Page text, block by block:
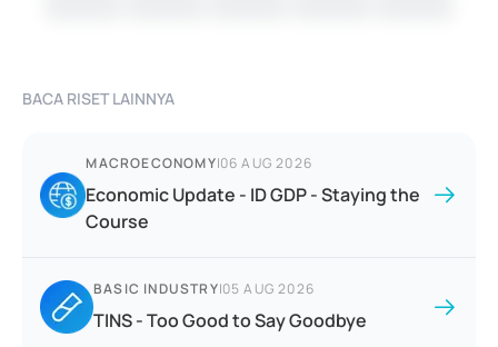
BACA RISET LAINNYA
MACROECONOMY|06 AUG 2026
Economic Update - ID GDP - Staying the
Course
BASIC INDUSTRY|05 AUG 2026
TINS - Too Good to Say Goodbye